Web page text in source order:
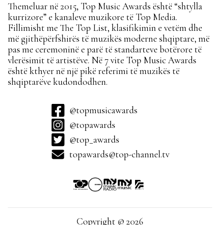
Themeluar në 2015, Top Music Awards është “shtylla
kurrizore” e kanaleve muzikore të Top Media.
Fillimisht me The Top List, klasifikimin e vetëm dhe
më gjithëpërfshirës të muzikës moderne shqiptare, më
pas me ceremoninë e parë të standarteve botërore të
vlerësimit të artistëve. Në 7 vite Top Music Awards
është kthyer në një pikë referimi të muzikës të
shqiptarëve kudondodhen.
@topmusicawards
@topawards
@top_awards
topawards@top-channel.tv
Copyright © 2026